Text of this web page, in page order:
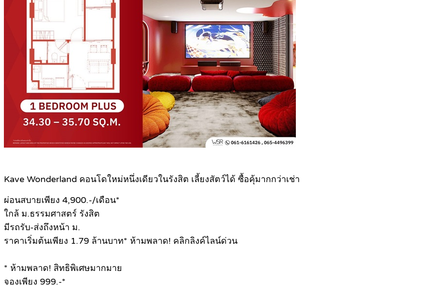
Kave Wonderland คอนโดใหม่หนึ่งเดียวในรังสิต เลี้ยงสัตว์ได้ ซื้อคุ้มากกว่าเช่า
ผ่อนสบายเพียง 4,900.-/เดือน*
ใกล้ ม.ธรรมศาสตร์ รังสิต
มีรถรับ-ส่งถึงหน้า ม.
ราคาเริ่มต้นเพียง 1.79 ล้านบาท* ห้ามพลาด! คลิกลิงค์ไลน์ด่วน
* ห้ามพลาด! สิทธิพิเศษมากมาย
จองเพียง 999.-*